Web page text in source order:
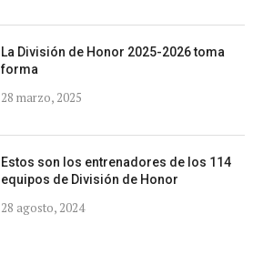
La División de Honor 2025-2026 toma
forma
28 marzo, 2025
Estos son los entrenadores de los 114
equipos de División de Honor
28 agosto, 2024